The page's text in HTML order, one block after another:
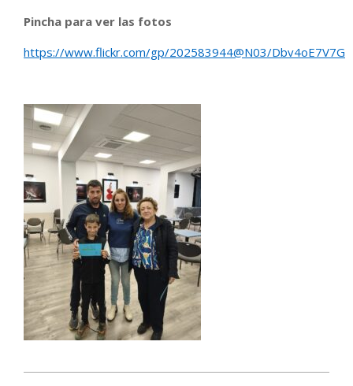
Pincha para ver las fotos
https://www.flickr.com/gp/202583944@N03/Dbv4oE7V7G